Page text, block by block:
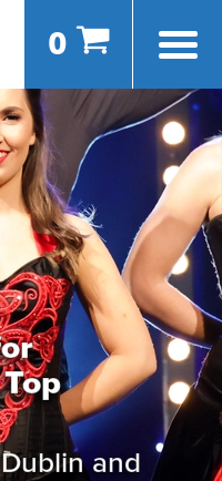
0
and